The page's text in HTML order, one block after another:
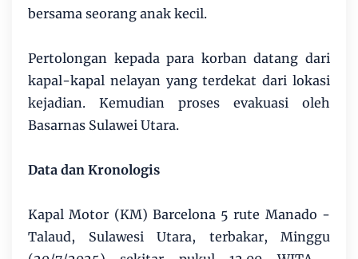
bersama seorang anak kecil.
Pertolongan kepada para korban datang dari
kapal-kapal nelayan yang terdekat dari lokasi
kejadian. Kemudian proses evakuasi oleh
Basarnas Sulawei Utara.
Data dan Kronologis
Kapal Motor (KM) Barcelona 5 rute Manado -
Talaud, Sulawesi Utara, terbakar, Minggu